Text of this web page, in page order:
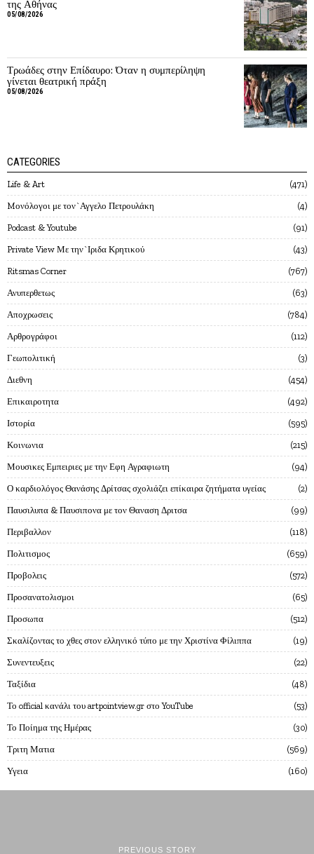
της Αθήνας
05/08/2026
Τρωάδες στην Επίδαυρο: Όταν η συμπερίληψη
γίνεται θεατρική πράξη
05/08/2026
CATEGORIES
Life & Art 471
Mονόλογοι με τον`Αγγελο Πετρουλάκη 4
Podcast & Youtube 91
Private View Με την`Ιριδα Κρητικού 43
Ritsmas Corner 767
Ανυπερθετως 63
Αποχρωσεις 784
Αρθρογράφοι 112
Γεωπολιτική 3
Διεθνη 454
Επικαιροτητα 492
Ιστορία 595
Κοινωνια 215
Μουσικες Εμπειριες με την Εφη Αγραφιωτη 94
Ο καρδιολόγος Θανάσης Δρίτσας σχολιάζει επίκαιρα ζητήματα υγείας 2
Παυσιλυπα & Παυσιπονα με τον Θαναση Δριτσα 99
Περιβαλλον 118
Πολιτισμος 659
Προβολεις 572
Προσανατολισμοι 65
Προσωπα 512
Σκαλίζοντας το χθες στον ελληνικό τύπο με την Χριστίνα Φίλιππα 19
Συνεντευξεις 22
Ταξίδια 48
Το official κανάλι του artpointview.gr στο YouTube 53
Το Ποίημα της Ημέρας 30
Τριτη Ματια 569
Υγεια 160
PREVIOUS STORY